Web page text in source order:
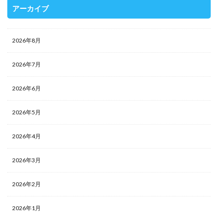
アーカイブ
2026年8月
2026年7月
2026年6月
2026年5月
2026年4月
2026年3月
2026年2月
2026年1月